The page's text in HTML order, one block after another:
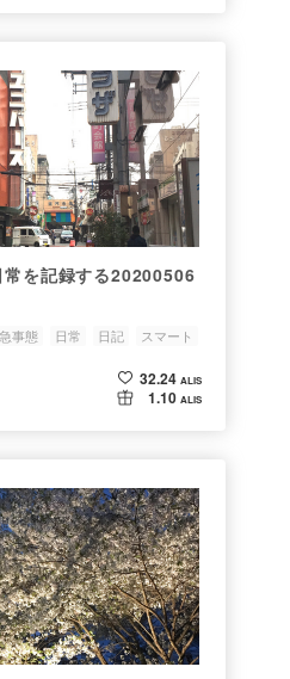
常を記録する20200506
事態 日常 日記 スマート
32.24 ALIS
1.10 ALIS